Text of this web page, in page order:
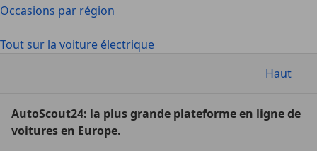
Occasions par région
Tout sur la voiture électrique
Haut
AutoScout24: la plus grande plateforme en ligne de
voitures en Europe.